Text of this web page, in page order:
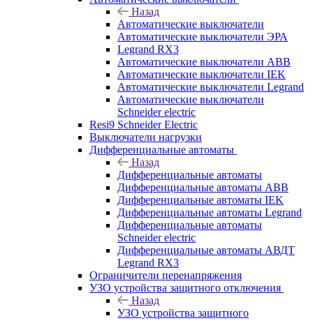
Назад
Автоматические выключатели
Автоматические выключатели ЭРА
Legrand RX3
Автоматические выключатели ABB
Автоматические выключатели IEK
Автоматические выключатели Legrand
Автоматические выключатели
Schneider electric
Resi9 Schneider Electric
Выключатели нагрузки
Дифференциальные автоматы
Назад
Дифференциальные автоматы
Дифференциальные автоматы ABB
Дифференциальные автоматы IEK
Дифференциальные автоматы Legrand
Дифференциальные автоматы
Schneider electric
Дифференциальные автоматы АВДТ
Legrand RX3
Ограничители перенапряжения
УЗО устройства защитного отключения
Назад
УЗО устройства защитного